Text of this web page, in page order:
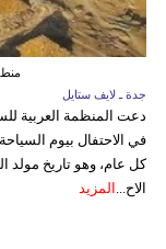
جدة ـ لايف ستايل
دعت المنظمة العربية
كل عام، وهو تاريخ مولد
الاح... المزيد